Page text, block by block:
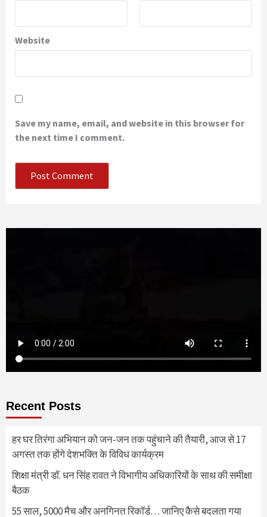
Website
Save my name, email, and website in this browser for
the next time I comment.
Recent Posts
हर घर तिरंगा अभियान को जन-जन तक पहुंचाने की तैयारी, आज से 17
अगस्त तक होंगे देशभक्ति के विविध कार्यक्रम
शिक्षा मंत्री डॉ. धन सिंह रावत ने विभागीय अधिकारियों के साथ की समीक्षा
बैठक
55 साल, 5000 मैच और अनगिनत रिकॉर्ड… जानिए कैसे बदलता गया